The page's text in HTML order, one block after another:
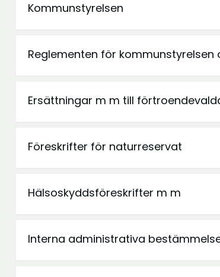
Kommunstyrelsen
Reglementen för kommunstyrelsen
Ersättningar m m till
Föreskrifter för naturreservat
Hälsoskyddsföreskrifter m m
Interna administrativa